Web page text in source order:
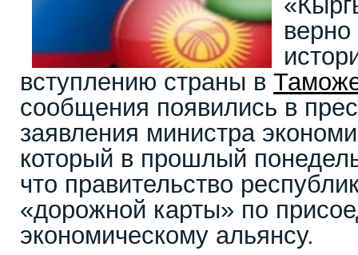
вступлению страны в
сообщения появились в
заявления министра
который в прошлый
что правительство
«дорожной карты» по
экономическому альянсу.